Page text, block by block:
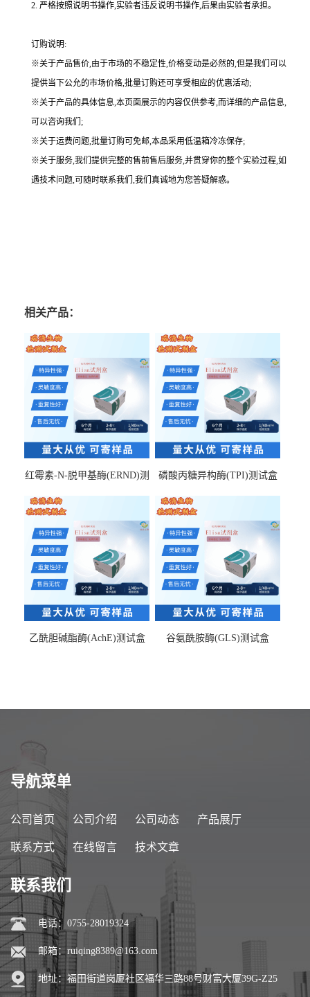
2. 严格按照说明书操作,实验者违反说明书操作,后果由实验者承担。
订购说明:
※关于产品售价,由于市场的不稳定性,价格变动是必然的,但是我们可以
提供当下公允的市场价格,批量订购还可享受相应的优惠活动;
※关于产品的具体信息,本页面展示的内容仅供参考,而详细的产品信息,
可以咨询我们;
※关于运费问题,批量订购可免邮,本品采用低温箱冷冻保存;
※关于服务,我们提供完整的售前售后服务,并贯穿你的整个实验过程,如
遇技术问题,可随时联系我们,我们真诚地为您答疑解惑。
相关产品：
红霉素-N-脱甲基酶(ERND)测
磷酸丙糖异构酶(TPI)测试盒
乙酰胆碱酯酶(AchE)测试盒 谷氨酰胺酶(GLS)测试盒
导航菜单
公司首页 公司介绍 公司动态 产品展厅
联系方式 在线留言 技术文章
联系我们
电话：0755-28019324
邮箱： ruiqing8389@163.com
地址：福田街道岗厦社区福华三路88号财富大厦39G-Z25